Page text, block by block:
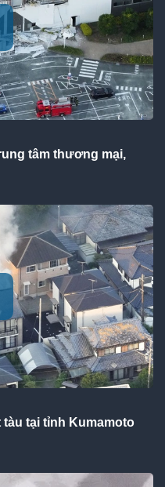
tâm thương mại,
tại tỉnh Kumamoto